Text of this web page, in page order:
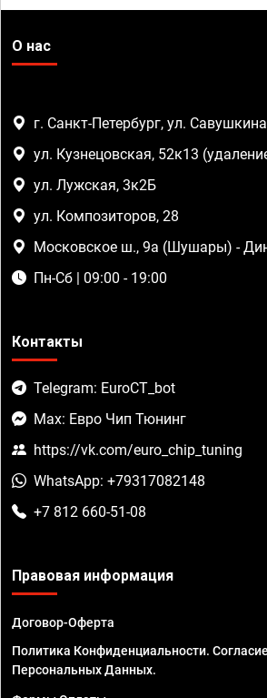
О нас
г. Санкт-Петербург, ул.
ул. Кузнецовская, 52к13
ул. Лужская, 3к2Б
ул. Композиторов, 28
Московское ш., 9а (Шушары) -
Пн-Сб | 09:00 - 19:00
Контакты
Telegram: EuroCT_bot
Max: Евро Чип Тюнинг
https://vk.com/euro_chip_tuning
WhatsApp: +79317082148
+7 812 660-51-08
Правовая информация
Договор-Оферта
Политика Конфиденциальности.
Персональных Данных.